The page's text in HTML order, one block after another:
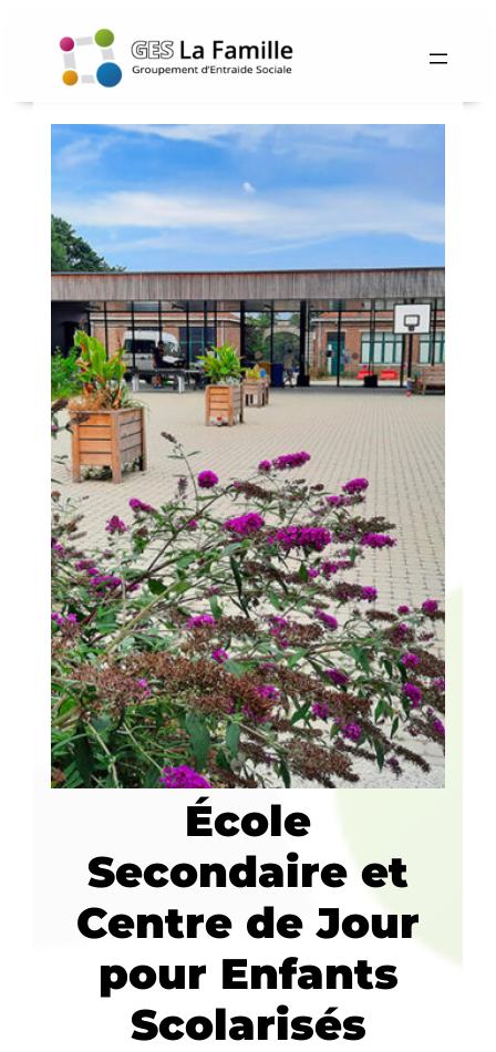
École
Secondaire et
Centre de Jour
pour Enfants
Scolarisés